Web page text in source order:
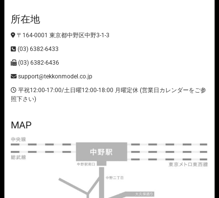
所在地
〒164-0001 東京都中野区中野3-1-3
(03) 6382-6433
(03) 6382-6436
support@tekkonmodel.co.jp
平祝12:00-17:00/土日曜12:00-18:00 月曜定休 (営業日カレンダーをご参
照下さい)
MAP